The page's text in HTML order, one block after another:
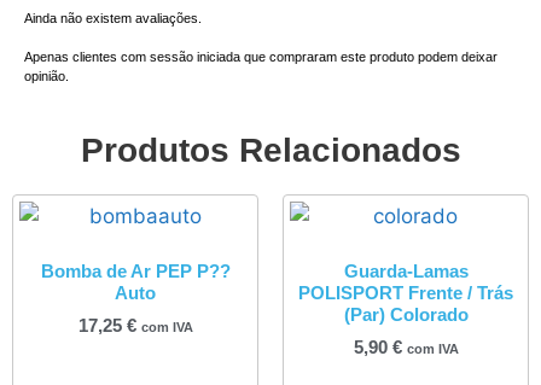
Ainda não existem avaliações.
Apenas clientes com sessão iniciada que compraram este produto podem deixar
opinião.
Produtos Relacionados
Bomba de Ar PEP P??
Auto
17,25 € com IVA
Guarda-Lamas
POLISPORT Frente / Trás
(Par) Colorado
5,90 € com IVA